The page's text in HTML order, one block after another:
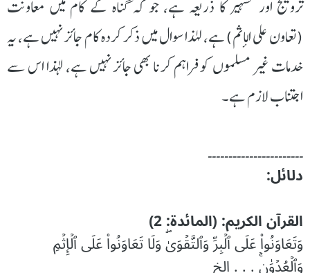
ترویج اور تشہیر کا ذریعہ ہے، جو کہ گناہ کے کام میں معاونت
(تعاون على الإثم) ہے، لہٰذا سوال میں ذکر کردہ کام جائز نہیں ہے، یہ
خدمات غیر مسلموں کو فراہم کرنا بھی جائز نہیں ہے، لہذا اس سے
اجتناب لازم ہے۔
۔۔۔۔۔۔۔۔۔۔۔۔۔۔۔۔۔۔۔۔۔۔۔
دلائل:
القرآن الکریم: (المائدة: 2)
وَتَعَاوَنُواْ عَلَى ٱلۡبِرِّ وَٱلتَّقۡوَىٰۖ وَلَا تَعَاوَنُواْ عَلَى ٱلۡإِثۡمِ
وَٱلۡعُدۡوَٰنِۚ . . . الخ